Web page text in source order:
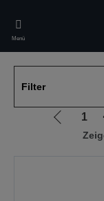
main
content
Menü
Filter
Zur
1